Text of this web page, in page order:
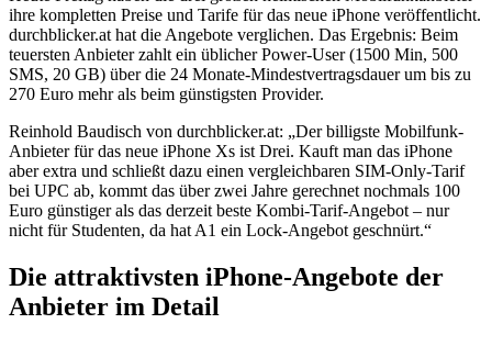
ihre kompletten Preise und Tarife für das neue iPhone veröffentlicht.
durchblicker.at hat die Angebote verglichen. Das Ergebnis: Beim
teuersten Anbieter zahlt ein üblicher Power-User (1500 Min, 500
SMS, 20 GB) über die 24 Monate-Mindestvertragsdauer um bis zu
270 Euro mehr als beim günstigsten Provider.
Reinhold Baudisch von durchblicker.at: „Der billigste Mobilfunk-
Anbieter für das neue iPhone Xs ist Drei. Kauft man das iPhone
aber extra und schließt dazu einen vergleichbaren SIM-Only-Tarif
bei UPC ab, kommt das über zwei Jahre gerechnet nochmals 100
Euro günstiger als das derzeit beste Kombi-Tarif-Angebot – nur
nicht für Studenten, da hat A1 ein Lock-Angebot geschnürt.“
Die attraktivsten iPhone-Angebote der
Anbieter im Detail